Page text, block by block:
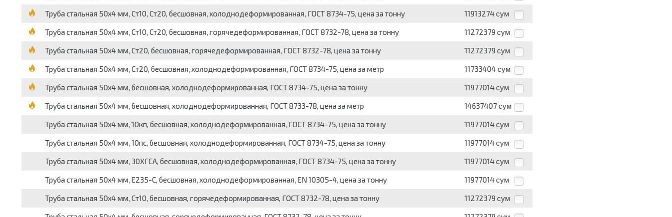
Труба стальная 50х4 мм, Ст10, Ст20, бесшовная, холоднодеформированная, ГОСТ 8734-75, цена за тонну 11913274 сум
Труба стальная 50х4 мм, Ст10, Ст20, бесшовная, горячедеформированная, ГОСТ 8732-78, цена за тонну 11272379 сум
Труба стальная 50х4 мм, Ст20, бесшовная, горячедеформированная, ГОСТ 8732-78, цена за тонну 11272379 сум
Труба стальная 50х4 мм, Ст20, бесшовная, холоднодеформированная, ГОСТ 8734-75, цена за метр 11733404 сум
Труба стальная 50х4 мм, бесшовная, холоднодеформированная, ГОСТ 8734-75, цена за тонну 11977014 сум
Труба стальная 50х4 мм, бесшовная, холоднодеформированная, ГОСТ 8733-78, цена за метр 14637407 сум
Труба стальная 50х4 мм, 10кп, бесшовная, холоднодеформированная, ГОСТ 8734-75, цена за тонну 11977014 сум
Труба стальная 50х4 мм, 10пс, бесшовная, холоднодеформированная, ГОСТ 8734-75, цена за тонну 11977014 сум
Труба стальная 50х4 мм, 30ХГСА, бесшовная, холоднодеформированная, ГОСТ 8734-75, цена за тонну 11977014 сум
Труба стальная 50х4 мм, Е235-С, бесшовная, холоднодеформированная, EN 10305-4, цена за тонну 11977014 сум
Труба стальная 50х4 мм, Ст10, бесшовная, горячедеформированная, ГОСТ 8732-78, цена за тонну 11272379 сум